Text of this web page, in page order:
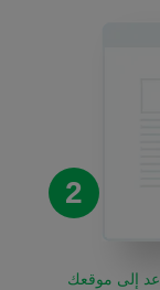
2
إلى موقعك